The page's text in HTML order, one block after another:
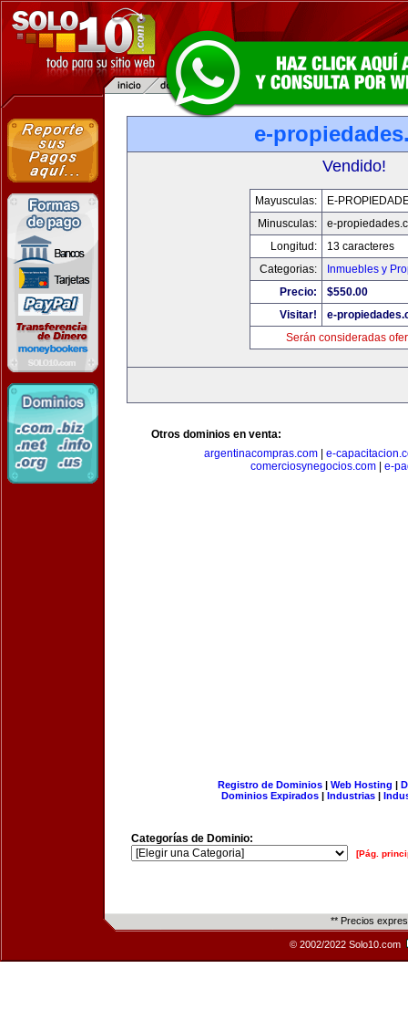
e-
Vendido!
Mayusculas:
E-
Minusculas:
e-
Longitud:
13 caracteres
Categorias:
Inmuebles y
Precio:
$550.00
Visitar!
e-
Serán consideradas
Otros dominios en venta:
argentinacompras.com| e-
comerciosynegocios.com
e-
Registro de Dominios| Web Hosting |
Dominios Expirados | Industrias |
Categorías de Dominio:
[Pág.
** Precios
© 2002/2022 Solo10.com